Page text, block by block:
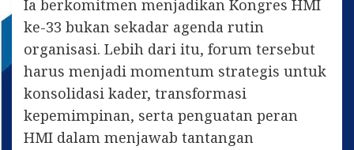
Ia berkomitmen menjadikan Kongres HMI
ke-33 bukan sekadar agenda rutin
organisasi. Lebih dari itu, forum tersebut
harus menjadi momentum strategis untuk
konsolidasi kader, transformasi
kepemimpinan, serta penguatan peran
HMI dalam menjawab tantangan